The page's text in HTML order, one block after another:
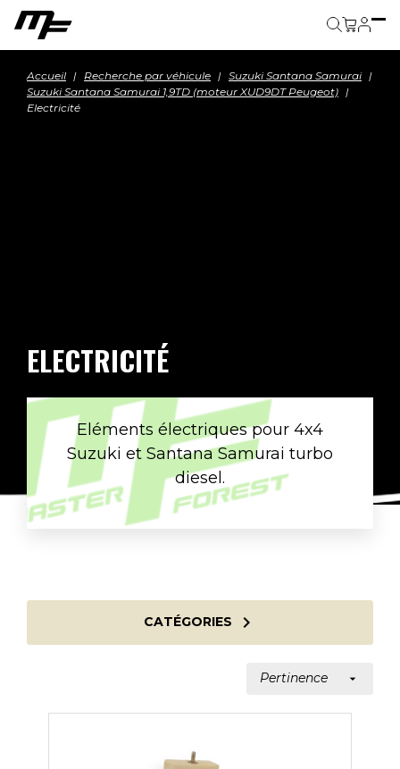
Accueil Recherche par véhicule
Suzuki Santana Samurai
Suzuki Santana Samurai 1,9TD (moteur XUD9DT Peugeot)
Electricité
ELECTRICITÉ
Eléments électriques pour 4x4
Suzuki et Santana Samurai turbo
diesel.
CATÉGORIES 
Pertinence 